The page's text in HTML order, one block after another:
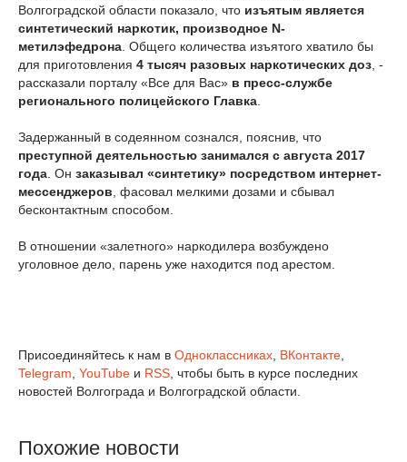
Волгоградской области показало, что изъятым является
синтетический наркотик, производное N-
метилэфедрона . Общего количества изъятого хватило бы
для приготовления 4 тысяч разовых наркотических доз , -
рассказали порталу «Все для Вас» в пресс-службе
регионального полицейского Главка
Задержанный в содеянном сознался, пояснив, что
преступной деятельностью занимался с августа 2017
года . Он заказывал «синтетику» посредством интернет-
мессенджеров , фасовал мелкими дозами и сбывал
бесконтактным способом.
В отношении «залетного» наркодилера возбуждено
уголовное дело, парень уже находится под арестом.
Присоединяйтесь к нам в Одноклассниках ВКонтакте
Telegram YouTube и RSS , чтобы быть в курсе последних
новостей Волгограда и Волгоградской области.
Похожие новости